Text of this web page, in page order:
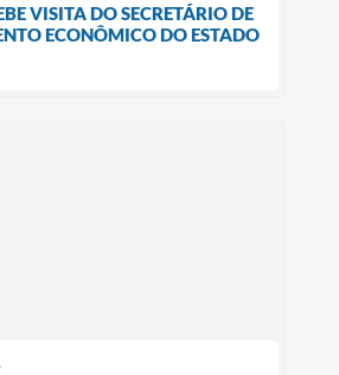
VISITA DO SECRETÁRIO DE
ECONÔMICO DO ESTADO